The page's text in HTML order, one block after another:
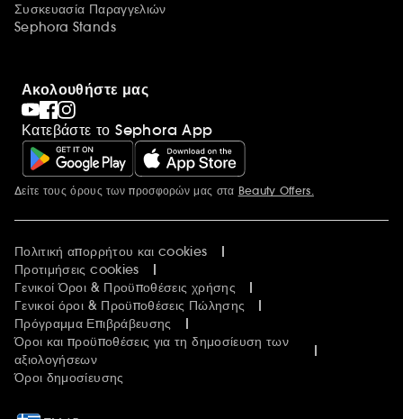
Συσκευασία Παραγγελιών
Sephora Stands
Ακολουθήστε μας
Κατεβάστε το Sephora App
Περισσότερες πληροφορίες
Δείτε τους όρους των προσφορών μας στα Beauty Offers.
Πολιτική απορρήτου και cookies
Προτιμήσεις cookies
Γενικοί Όροι & Προϋποθέσεις χρήσης
Γενικοί όροι & Προϋποθέσεις Πώλησης
Πρόγραμμα Επιβράβευσης
Όροι και προϋποθέσεις για τη δημοσίευση των
αξιολογήσεων
Όροι δημοσίευσης